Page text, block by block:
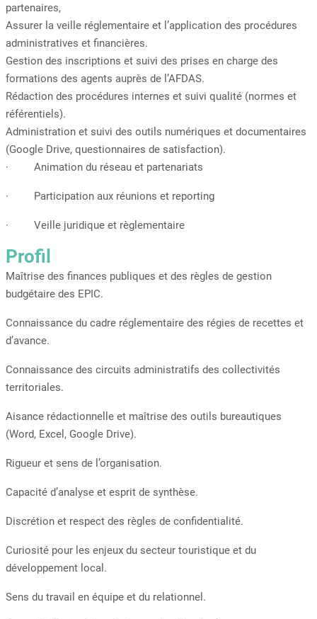
partenaires,
Assurer la veille réglementaire et l’application des procédures
administratives et financières.
Gestion des inscriptions et suivi des prises en charge des
formations des agents auprès de l’AFDAS.
Rédaction des procédures internes et suivi qualité (normes et
référentiels).
Administration et suivi des outils numériques et documentaires
(Google Drive, questionnaires de satisfaction).
· Animation du réseau et partenariats
· Participation aux réunions et reporting
· Veille juridique et règlementaire
Profil
Maîtrise des finances publiques et des règles de gestion
budgétaire des EPIC.
Connaissance du cadre réglementaire des régies de recettes et
d’avance.
Connaissance des circuits administratifs des collectivités
territoriales.
Aisance rédactionnelle et maîtrise des outils bureautiques
(Word, Excel, Google Drive).
Rigueur et sens de l’organisation.
Capacité d’analyse et esprit de synthèse.
Discrétion et respect des règles de confidentialité.
Curiosité pour les enjeux du secteur touristique et du
développement local.
Sens du travail en équipe et du relationnel.